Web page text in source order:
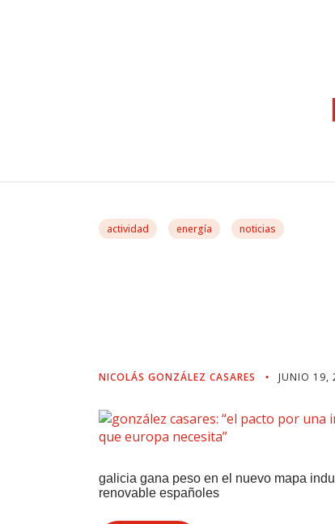
actividad energía noticias
NICOLÁS GONZÁLEZ CASARES JUNIO 19,
galicia gana peso en el nuevo mapa
renovable españoles